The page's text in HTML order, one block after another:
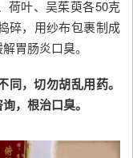
荷叶、吴茱萸各50克
碎，用纱布包裹制成
胃肠炎口臭。
，切勿胡乱用药。
，根治口臭。